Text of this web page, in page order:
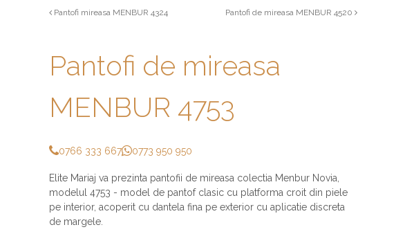
Pantofi mireasa MENBUR 4324
Pantofi de mireasa MENBUR 4520
Pantofi de mireasa
MENBUR 4753
0766 333 667 0773 950 950
Elite Mariaj va prezinta pantofii de mireasa colectia Menbur Novia,
modelul 4753 - model de pantof clasic cu platforma croit din piele
pe interior, acoperit cu dantela fina pe exterior cu aplicatie discreta
de margele.